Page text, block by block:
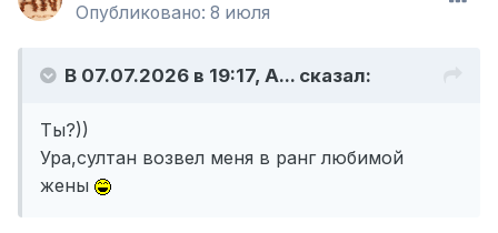
Опубликовано: 8 июля
В 07.07.2026 в 19:17, A... сказал:
Ты?))
Ура,султан возвел меня в ранг любимой
жены